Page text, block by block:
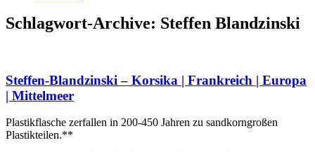
Schlagwort-Archive: Steffen Blandzinski
Steffen-Blandzinski – Korsika | Frankreich | Europa
| Mittelmeer
Plastikflasche zerfallen in 200-450 Jahren zu sandkorngroßen
Plastikteilen.**